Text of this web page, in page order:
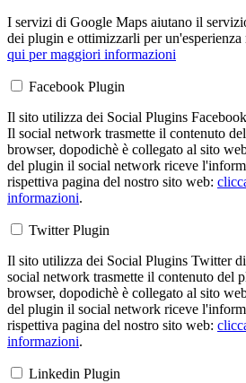
I servizi di Google Maps aiutano il
dei plugin e ottimizzarli per
qui per maggiori informazioni
Facebook Plugin
Il sito utilizza dei Social Plugins
Il social network trasmette il contenuto
browser, dopodichè è collegato al sito
del plugin il social network riceve
rispettiva pagina del nostro sito web:
informazioni.
Twitter Plugin
Il sito utilizza dei Social Plugins Twitter
social network trasmette il contenuto del
browser, dopodichè è collegato al sito
del plugin il social network riceve
rispettiva pagina del nostro sito web:
informazioni.
Linkedin Plugin